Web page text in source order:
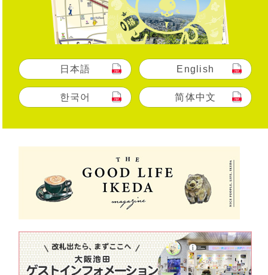
日本語 English
한국어 简体中文